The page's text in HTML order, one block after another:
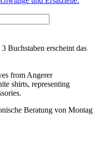
Buchstaben erscheint das
Beratung von Montag